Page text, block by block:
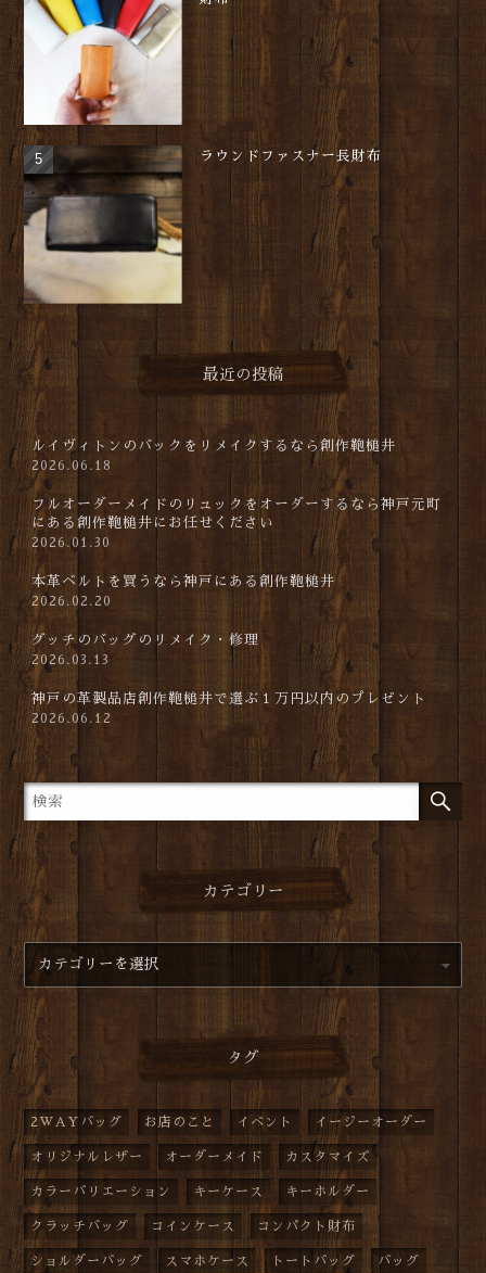
ラウンドファスナー長財布
最近の投稿
ルイヴィトンのバックをリメイクするなら創作鞄槌井
2026.06.18
フルオーダーメイドのリュックをオーダーするなら神戸元町
にある創作鞄槌井にお任せください
2026.01.30
本革ベルトを買うなら神戸にある創作鞄槌井
2026.02.20
グッチのバッグのリメイク・修理
2026.03.13
神戸の革製品店創作鞄槌井で選ぶ１万円以内のプレゼント
2026.06.12
カテゴリー
タグ
2WAYバッグ お店のこと イベント イージーオーダー
オリジナルレザー オーダーメイド カスタマイズ
カラーバリエーション キーケース キーホルダー
クラッチバッグ コインケース コンパクト財布
ショルダーバッグ スマホケース トートバッグ バッグ